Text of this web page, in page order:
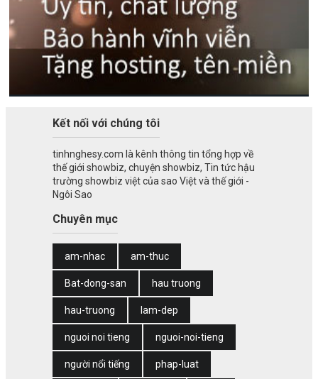
Kết nối với chúng tôi
tinhnghesy.com là kênh thông tin tổng hợp về
thế giới showbiz, chuyện showbiz, Tin tức hậu
trường showbiz việt của sao Việt và thế giới -
Ngôi Sao
Chuyên mục
am-nhac am-thuc
Bat-dong-san hau truong
hau-truong lam-dep
nguoi noi tieng nguoi-noi-tieng
người nổi tiếng phap-luat